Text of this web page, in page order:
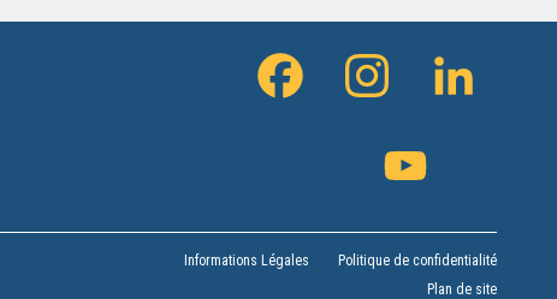
FACEBOOK INSTAGRAM
Informations Légales
Politique de confidentialité
Plan de site